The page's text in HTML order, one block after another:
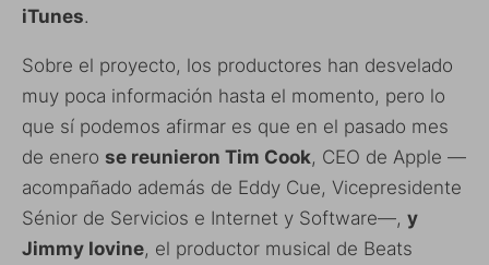
iTunes.
Sobre el proyecto, los productores han desvelado
muy poca información hasta el momento, pero lo
que sí podemos afirmar es que en el pasado mes
de enero se reunieron Tim Cook, CEO de Apple —
acompañado además de Eddy Cue, Vicepresidente
Sénior de Servicios e Internet y Software—, y
Jimmy Iovine, el productor musical de Beats